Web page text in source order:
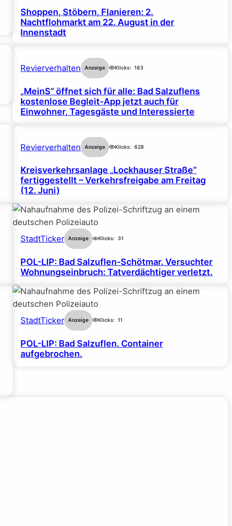
Shoppen, Stöbern, Flanieren: 2.
Nachtflohmarkt am 22. August in der
Innenstadt
Revierverhalten Anzeige Klicks: 183
„MeinS“ öffnet sich für alle: Bad Salzuflens
kostenlose Begleit-App jetzt auch für
Einwohner, Tagesgäste und Interessierte
Revierverhalten Anzeige Klicks: 628
Kreisverkehrsanlage „Lockhauser Straße“
fertiggestellt – Verkehrsfreigabe am Freitag
(12. Juni)
StadtTicker Anzeige Klicks: 31
POL-LIP: Bad Salzuflen-Schötmar. Versuchter
Wohnungseinbruch: Tatverdächtiger verletzt.
StadtTicker Anzeige Klicks: 11
POL-LIP: Bad Salzuflen. Container
aufgebrochen.